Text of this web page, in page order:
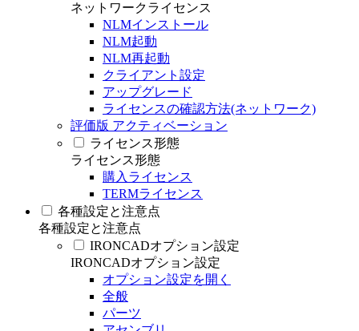
ネットワークライセンス
NLMインストール
NLM起動
NLM再起動
クライアント設定
アップグレード
ライセンスの確認方法(ネットワーク)
評価版 アクティベーション
ライセンス形態
ライセンス形態
購入ライセンス
TERMライセンス
各種設定と注意点
各種設定と注意点
IRONCADオプション設定
IRONCADオプション設定
オプション設定を開く
全般
パーツ